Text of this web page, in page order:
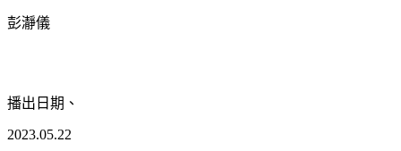
彭瀞儀
播出日期、
2023.05.22